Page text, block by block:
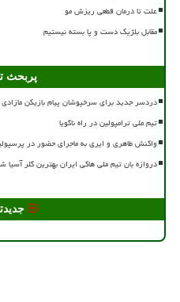
علت تا درمان قطعی ریزش مو
مقابل بلژیک دست و پا بسته نیستیم
پربحث
دردسر جدید برای سرخپوشان پیام بازیکن
تیم ملی ترامپولین در راه ناگویا
واکنش طاهری و ایری به ماجرای حضور در
دروازه بان تیم ملی هاکی ایران بهترین گلر آسیا